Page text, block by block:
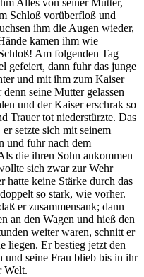
Schloß vorüberfloß und
ihm die Augen wieder,
kamen ihm wie
Am folgenden Tag
gefeiert, dann fuhr das junge
und mit ihm zum Kaiser
seine Mutter gelassen
und der Kaiser erschrak so
Trauer tot niederstürzte. Das
setzte sich mit seinem
und fuhr nach dem
die ihren Sohn ankommen
sich zwar zur Wehr
hatte keine Stärke durch das
so stark, wie vorher.
er zusammensank; dann
an den Wagen und hieß den
weiter waren, schnitt er
liegen. Er bestieg jetzt den
und seine Frau blieb bis in ihr
Welt.